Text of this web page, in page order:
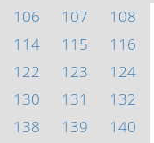
106 107
108
114 115
116
122 123
124
130 131
132
138 139
140